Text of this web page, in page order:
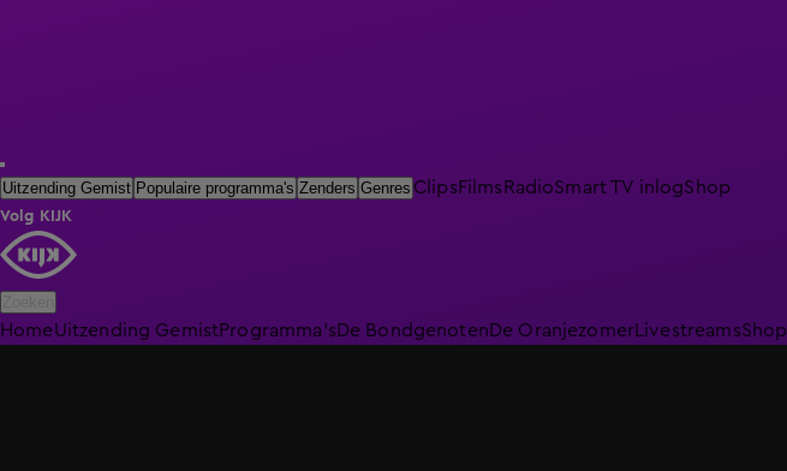
Uitzending Gemist Populaire programma's Zenders Genres ClipsFilmsRadioSmart TV inlogShop
Volg KIJK
HomeUitzending GemistProgramma'sDe BondgenotenDe Oranjezomer LivestreamsShop